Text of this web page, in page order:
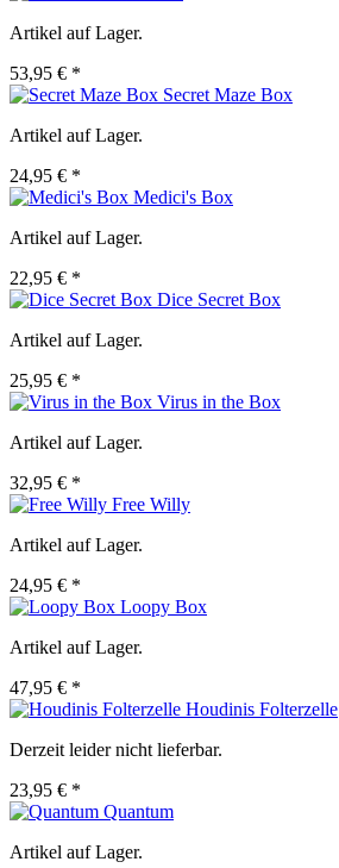
Artikel auf Lager.
53,95 € *
Secret Maze Box
Artikel auf Lager.
24,95 € *
Medici's Box
Artikel auf Lager.
22,95 € *
Dice Secret Box
Artikel auf Lager.
25,95 € *
Virus in the Box
Artikel auf Lager.
32,95 € *
Free Willy
Artikel auf Lager.
24,95 € *
Loopy Box
Artikel auf Lager.
47,95 € *
Houdinis Folterzelle
Derzeit leider nicht lieferbar.
23,95 € *
Quantum
Artikel auf Lager.